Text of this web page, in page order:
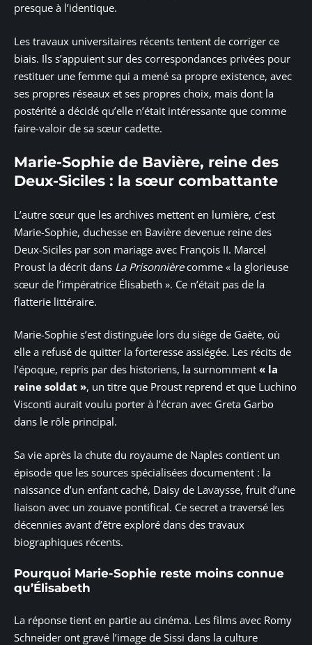
presque à l’identique.
Les travaux universitaires récents tentent de corriger ce
biais. Ils s’appuient sur des correspondances privées pour
restituer une femme qui a mené sa propre existence, avec
ses propres réseaux et ses propres choix, mais dont la
postérité a décidé qu’elle n’était intéressante que comme
faire-valoir de sa sœur cadette.
Marie-Sophie de Bavière, reine des
Deux-Siciles : la sœur combattante
L’autre sœur que les archives mettent en lumière, c’est
Marie-Sophie, duchesse en Bavière devenue reine des
Deux-Siciles par son mariage avec François II. Marcel
Proust la décrit dans La Prisonnièrecomme « la glorieuse
sœur de l’impératrice Élisabeth ». Ce n’était pas de la
flatterie littéraire.
Marie-Sophie s’est distinguée lors du siège de Gaète, où
elle a refusé de quitter la forteresse assiégée. Les récits de
l’époque, repris par des historiens, la surnomment « la
reine soldat », un titre que Proust reprend et que Luchino
Visconti aurait voulu porter à l’écran avec Greta Garbo
dans le rôle principal.
Sa vie après la chute du royaume de Naples contient un
épisode que les sources spécialisées documentent : la
naissance d’un enfant caché, Daisy de Lavaysse, fruit d’une
liaison avec un zouave pontifical. Ce secret a traversé les
décennies avant d’être exploré dans des travaux
biographiques récents.
Pourquoi Marie-Sophie reste moins connue
qu’Élisabeth
La réponse tient en partie au cinéma. Les films avec Romy
Schneider ont gravé l’image de Sissi dans la culture